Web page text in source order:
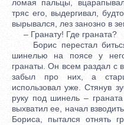
ломая пальцы,
тряс его, выдергивал,
вырывался, лез занозно в
– Гранату! Где граната?
Борис перестал
шинелью на поясе у
гранаты. Он всем раздал с
забыл про них, а
использовал уже. Стянув
руку под шинель –
выхватил ее, начал
Бориса, пытался отнять